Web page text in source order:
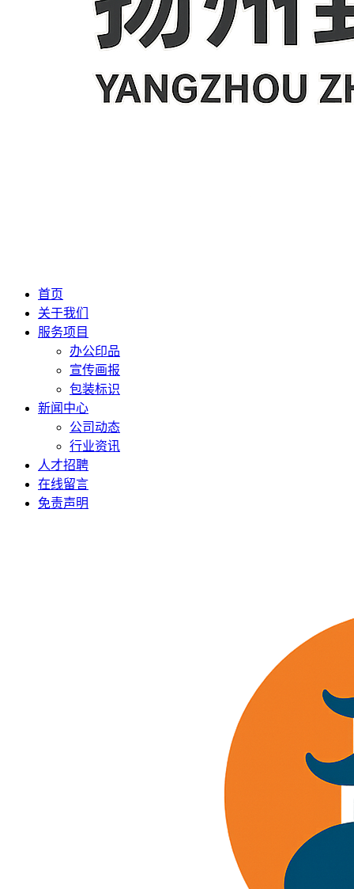
首页
关于我们
服务项目
办公印品
宣传画报
包装标识
新闻中心
公司动态
行业资讯
人才招聘
在线留言
免责声明